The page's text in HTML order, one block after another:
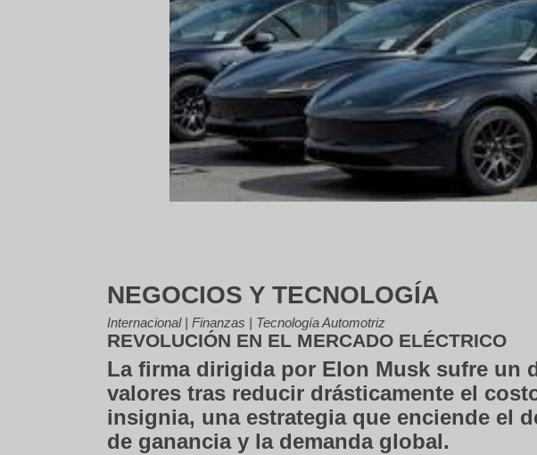
NEGOCIOS Y TECNOLOGÍA
Internacional | Finanzas | Tecnología Automotriz
REVOLUCIÓN EN EL MERCADO ELÉCTRICO
La firma dirigida por Elon Musk sufre un
valores tras reducir drásticamente el
insignia, una estrategia que enciende el
de ganancia y la demanda global.